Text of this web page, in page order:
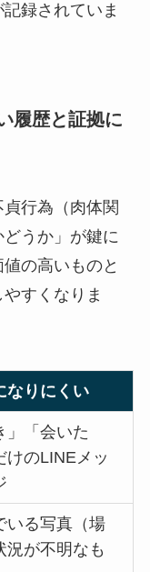
録されていま
履歴と証拠に
行為（肉体関
うか」が鍵に
の高いものと
すくなりま
なりにくい
」「会いた
けのLINEメッ
いる写真（場
況が不明なも